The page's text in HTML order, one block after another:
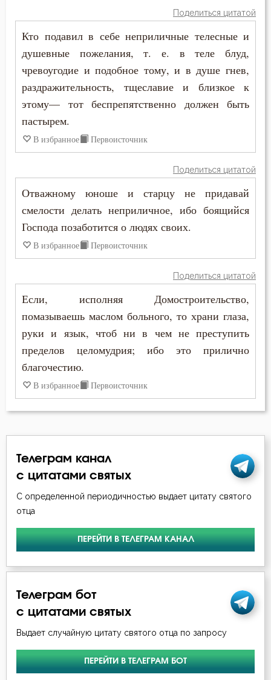
Поделиться цитатой
Кто подавил в себе неприличные телесные и
душевные пожелания, т. е. в теле блуд,
чревоугодие и подобное тому, и в душе гнев,
раздражительность, тщеславие и близкое к
этому— тот беспрепятственно должен быть
пастырем.
В избранное Первоисточник
Поделиться цитатой
Отважному юноше и старцу не придавай
смелости делать неприличное, ибо боящийся
Господа позаботится о людях своих.
В избранное Первоисточник
Поделиться цитатой
Если, исполняя Домостроительство,
помазываешь маслом больного, то храни глаза,
руки и язык, чтоб ни в чем не преступить
пределов целомудрия; ибо это прилично
благочестию.
В избранное Первоисточник
Телеграм канал
с цитатами святых
С определенной периодичностью выдает цитату святого
отца
ПЕРЕЙТИ В ТЕЛЕГРАМ КАНАЛ
Телеграм бот
с цитатами святых
Выдает случайную цитату святого отца по запросу
ПЕРЕЙТИ В ТЕЛЕГРАМ БОТ